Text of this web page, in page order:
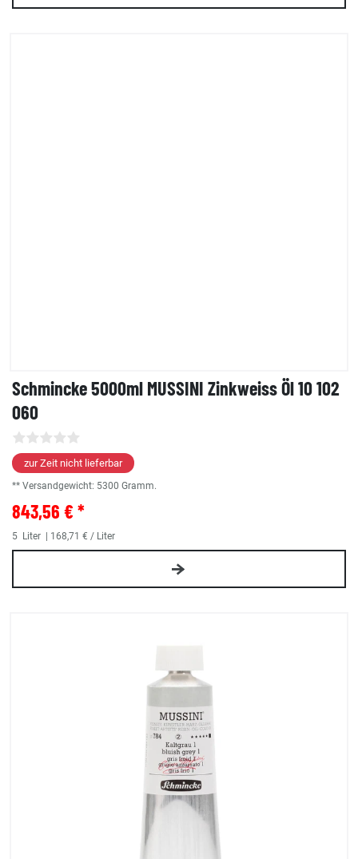
Schmincke 5000ml MUSSINI Zinkweiss Öl 10 102
060
zur Zeit nicht lieferbar
** Versandgewicht: 5300 Gramm.
843,56 € *
5 Liter | 168,71 € / Liter